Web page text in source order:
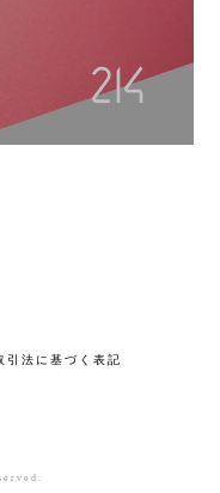
引法に基づく表記